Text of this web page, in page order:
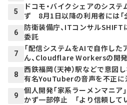
5
ドコモ・バイクシェアのシステ
ず 8月1日以降の利用者には「
6
防衛装備庁、ITコンサルSHIFT
委託
7
「配信システムをAIで自作した
ん、Cloudflare Workersの開
8
西鉄福岡（天神）駅などで意
有名YouTuberの音声を不正に
9
個人開発「家系ラーメンマニ
かず一部停止 「より信頼して